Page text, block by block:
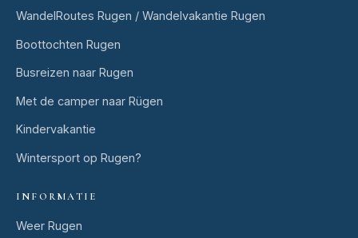
WandelRoutes Rugen / Wandelvakantie Rugen
Boottochten Rugen
Busreizen naar Rugen
Met de camper naar Rügen
Kindervakantie
Wintersport op Rugen?
INFORMATIE
Weer Rugen